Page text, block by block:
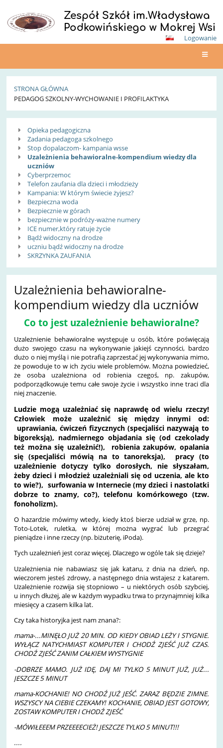
Zespół Szkół im.Władysława
Podkowińskiego w Mokrej Wsi
Logowanie
STRONA GŁÓWNA
PEDAGOG SZKOLNY-WYCHOWANIE I PROFILAKTYKA
Pedagog
szkolny-
Wychowanie
Profilaktyka
Opieka pedagogiczna
Zadania pedagoga szkolnego
Stop dopalaczom- kampania wsse
Uzależnienia behawioralne-kompendium wiedzy dla
uczniów
Cyberprzemoc
Telefon zaufania dla dzieci i młodzieży
Kampania: W którym świecie żyjesz?
Bezpieczna woda
Bezpiecznie w górach
bezpiecznie w podróży-ważne numery
ICE numer,który ratuje życie
Bądź widoczny na drodze
uczniu bądź widoczny na drodze
SKRZYNKA ZAUFANIA
Uzależnienia behawioralne-
kompendium wiedzy dla uczniów
Co to jest uzależnienie behawioralne?
Uzależnienie behawioralne występuje u osób, które poświęcają
dużo swojego czasu na wykonywanie jakiejś czynności, bardzo
dużo o niej myślą i nie potrafią zaprzestać jej wykonywania mimo,
że powoduje to w ich życiu wiele problemów. Można powiedzieć,
że osoba uzależniona od robienia czegoś, np. zakupów,
podporządkowuje temu całe swoje życie i wszystko inne traci dla
niej znaczenie.
Ludzie mogą uzależniać się naprawdę od wielu rzeczy!
Człowiek może uzależnić się między innymi od:
uprawiania, ćwiczeń fizycznych (specjaliści nazywają to
bigoreksją), nadmiernego objadania się (od czekolady
też można się uzależnić!), robienia zakupów, opalania
się (specjaliści mówią na to tanoreksja), pracy (to
uzależnienie dotyczy tylko dorosłych, nie słyszałam,
żeby dzieci i młodzież uzależniali się od uczenia, ale kto
to wie?), surfowania w Internecie (my dzieci i nastolatki
dobrze to znamy, co?), telefonu komórkowego (tzw.
fonoholizm).
O hazardzie mówimy wtedy, kiedy ktoś bierze udział w grze, np.
Toto-Lotek, ruletka, w której można wygrać lub przegrać
pieniądze i inne rzeczy (np. biżuterię, iPoda).
Tych uzależnień jest coraz więcej. Dlaczego w ogóle tak się dzieje?
Uzależnienia nie nabawiasz się jak kataru, z dnia na dzień, np.
wieczorem jesteś zdrowy, a następnego dnia wstajesz z katarem.
Uzależnienie rozwija się stopniowo – u niektórych osób szybciej,
u innych dłużej, ale w każdym wypadku trwa to przynajmniej kilka
miesięcy a czasem kilka lat.
Czy taka historyjka jest nam znana?:
mama-...MINĘŁO JUŻ 20 MIN. OD KIEDY OBIAD LEŻY I STYGNIE.
WYŁĄCZ NATYCHMIAST KOMPUTER I CHODŹ ZJEŚĆ JUŻ CZAS.
CHODŹ ZJEŚĆ ZANIM CAŁKIEM WYSTYGNIE
-DOBRZE MAMO. JUŻ IDĘ, DAJ MI TYLKO 5 MINUT JUŻ, JUŻ...
JESZCZE 5 MINUT
mama-KOCHANIE! NO CHODŹ JUŻ JEŚĆ. ZARAZ BĘDZIE ZIMNE.
WSZYSCY NA CIEBIE CZEKAMY! KOCHANIE, OBIAD JEST GOTOWY,
ZOSTAW KOMPUTER I CHODŹ ZJEŚĆ
-MÓWIŁEEEM PRZEEEECIEŻ! JESZCZE TYLKO 5 MINUT!!!
....